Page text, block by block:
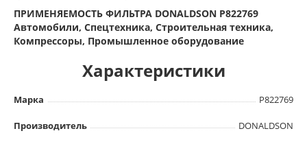
ПРИМЕНЯЕМОСТЬ ФИЛЬТРА DONALDSON P822769
Автомобили, Спецтехника, Строительная техника,
Компрессоры, Промышленное оборудование
Характеристики
Марка P822769
Производитель DONALDSON